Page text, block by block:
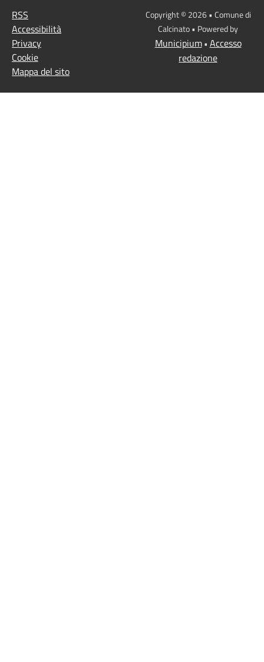
RSS
Accessibilità
Privacy
Cookie
Mappa del sito
Copyright © 2026 • Comune di
Calcinato • Powered by
Municipium• Accesso
redazione